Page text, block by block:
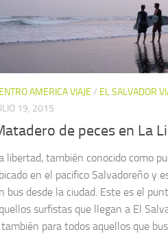
AMERICA VIAJE / EL SALVADOR
19, 2015
de peces en La
libertad, también conocido como
en el pacifico Salvadoreño y
bus desde la ciudad. Este es el
surfistas que llegan a El
para todos aquellos que